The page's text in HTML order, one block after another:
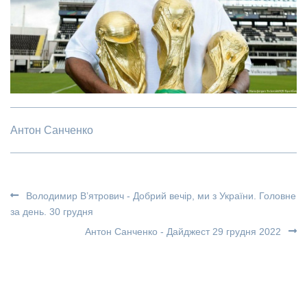
Антон Санченко
Володимир В’ятрович - Добрий вечір, ми з України. Головне
за день. 30 грудня
Антон Санченко - Дайджест 29 грудня 2022